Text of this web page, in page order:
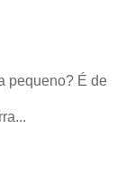
pequeno? É de